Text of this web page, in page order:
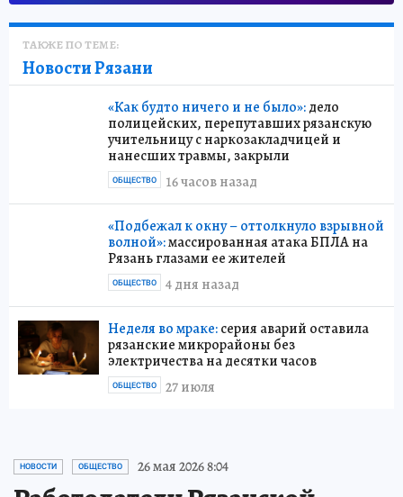
ТАКЖЕ ПО ТЕМЕ:
Новости Рязани
«Как будто ничего и не было»:дело
полицейских, перепутавших рязанскую
учительницу с наркозакладчицей и
нанесших травмы, закрыли
16 часов назад
ОБЩЕСТВО
«Подбежал к окну – оттолкнуло взрывной
волной»:массированная атака БПЛА на
Рязань глазами ее жителей
4 дня назад
ОБЩЕСТВО
Неделя во мраке:серия аварий оставила
рязанские микрорайоны без
электричества на десятки часов
27 июля
ОБЩЕСТВО
НОВОСТИ ОБЩЕСТВО 26 мая 2026 8:04